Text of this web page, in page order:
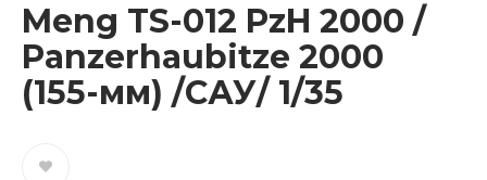
Meng TS-012 PzH 2000 /
Panzerhaubitze 2000
(155-мм) /САУ/ 1/35